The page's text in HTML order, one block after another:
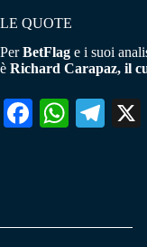
LE QUOTE
PerBetFlag e i suoi
è Richard Carapaz, il
Fa W
pp
Te
m